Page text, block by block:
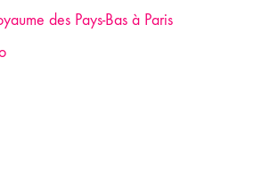
des Pays-Bas à Paris